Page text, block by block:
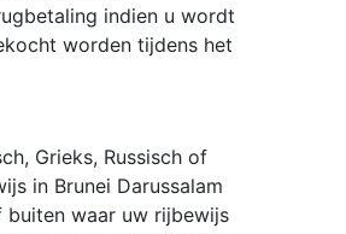
indien u wordt
worden tijdens het
Grieks, Russisch of
in Brunei Darussalam
buiten waar uw rijbewijs